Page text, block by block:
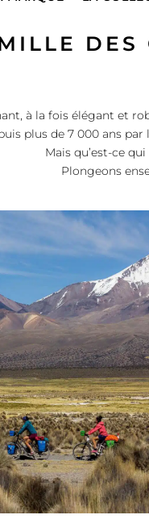
à la fois élégant et
plus de 7 000 ans par
Mais qu’est-ce
Plongeons